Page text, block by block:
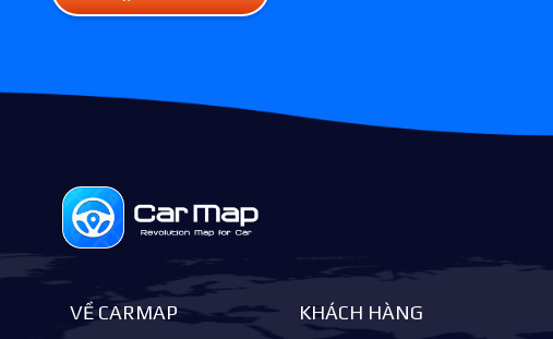
VỀ CARMAP KHÁCH HÀNG